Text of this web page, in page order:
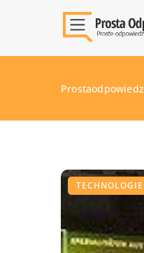
Prostaodpowiedz
TECHNOLOGIE